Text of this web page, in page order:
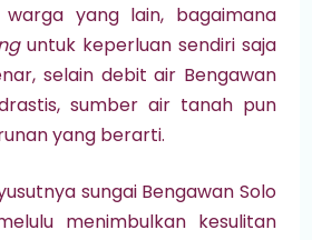
yang lain, bagaimana
untuk keperluan sendiri saja
selain debit air Bengawan
sumber air tanah pun
yang berarti.
sungai Bengawan Solo
menimbulkan kesulitan